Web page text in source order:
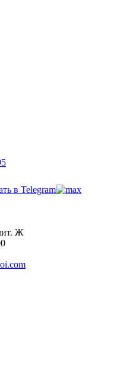
в Telegram
Ж